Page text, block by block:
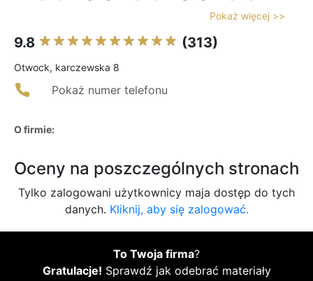
Pokaż więcej >>
9.8 (313)
Otwock, karczewska 8
Pokaż numer telefonu
O firmie:
Oceny na poszczególnych stronach
Tylko zalogowani użytkownicy maja dostęp do tych
danych. Kliknij, aby się zalogować.
To Twoja firma?
Gratulacje! Sprawdź jak odebrać materiały